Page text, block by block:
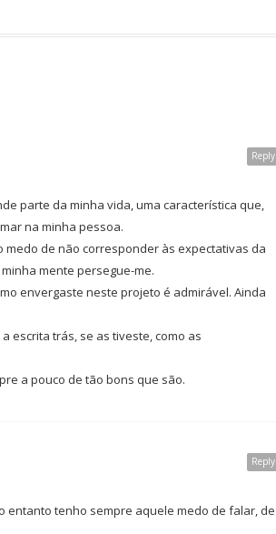
Reply
parte da minha vida, uma característica que,
na minha pessoa.
de não corresponder às expectativas da
mente persegue-me.
envergaste neste projeto é admirável. Ainda
escrita trás, se as tiveste, como as
a pouco de tão bons que são.
Reply
entanto tenho sempre aquele medo de falar, de